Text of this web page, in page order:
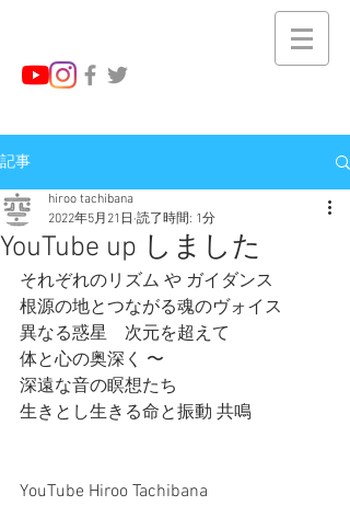
記事
YouTube up しました
hiroo tachibana
2022年5月21日 読了時間: 1分
それぞれのリズム や ガイダンス
根源の地とつながる魂のヴォイス
異なる惑星　次元を超えて
体と心の奥深く 〜
深遠な音の瞑想たち
生きとし生きる命と振動 共鳴
YouTube Hiroo Tachibana